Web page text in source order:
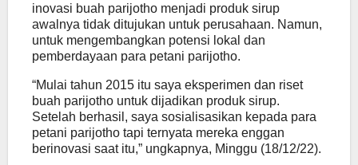
inovasi buah parijotho menjadi produk sirup
awalnya tidak ditujukan untuk perusahaan. Namun,
untuk mengembangkan potensi lokal dan
pemberdayaan para petani parijotho.
“Mulai tahun 2015 itu saya eksperimen dan riset
buah parijotho untuk dijadikan produk sirup.
Setelah berhasil, saya sosialisasikan kepada para
petani parijotho tapi ternyata mereka enggan
berinovasi saat itu,” ungkapnya, Minggu (18/12/22).